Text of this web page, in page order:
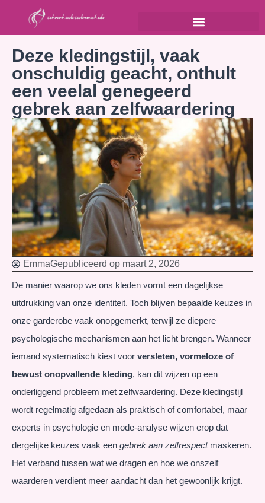
Deze kledingstijl, vaak
onschuldig geacht, onthult
een veelal genegeerd
gebrek aan zelfwaardering
EmmaGepubliceerd op maart 2, 2026
De manier waarop we ons kleden vormt een dagelijkse
uitdrukking van onze identiteit. Toch blijven bepaalde keuzes in
onze garderobe vaak onopgemerkt, terwijl ze diepere
psychologische mechanismen aan het licht brengen. Wanneer
iemand systematisch kiest voor versleten, vormeloze of
bewust onopvallende kleding, kan dit wijzen op een
onderliggend probleem met zelfwaardering. Deze kledingstijl
wordt regelmatig afgedaan als praktisch of comfortabel, maar
experts in psychologie en mode-analyse wijzen erop dat
dergelijke keuzes vaak een gebrek aan zelfrespectmaskeren.
Het verband tussen wat we dragen en hoe we onszelf
waarderen verdient meer aandacht dan het gewoonlijk krijgt.